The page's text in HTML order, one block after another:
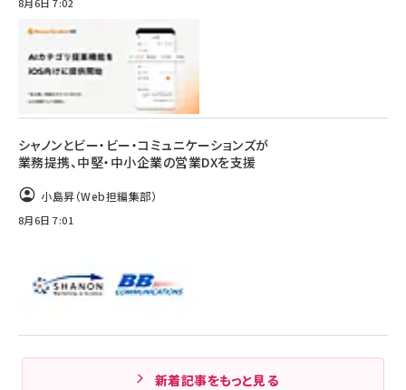
シャノンとビー・ビー・コミュニケーションズが
業務提携、中堅・中小企業の営業DXを支援
小島昇（Web担編集部）
8月6日 7:01
新着記事をもっと見る